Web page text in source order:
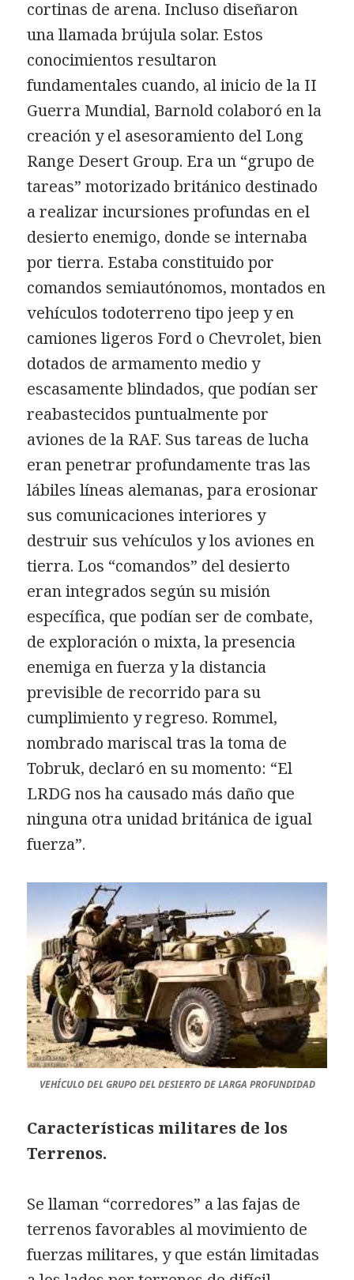
cortinas de arena. Incluso diseñaron
una llamada brújula solar. Estos
conocimientos resultaron
fundamentales cuando, al inicio de la II
Guerra Mundial, Barnold colaboró en la
creación y el asesoramiento del Long
Range Desert Group. Era un “grupo de
tareas” motorizado británico destinado
a realizar incursiones profundas en el
desierto enemigo, donde se internaba
por tierra. Estaba constituido por
comandos semiautónomos, montados en
vehículos todoterreno tipo jeep y en
camiones ligeros Ford o Chevrolet, bien
dotados de armamento medio y
escasamente blindados, que podían ser
reabastecidos puntualmente por
aviones de la RAF. Sus tareas de lucha
eran penetrar profundamente tras las
lábiles líneas alemanas, para erosionar
sus comunicaciones interiores y
destruir sus vehículos y los aviones en
tierra. Los “comandos” del desierto
eran integrados según su misión
específica, que podían ser de combate,
de exploración o mixta, la presencia
enemiga en fuerza y la distancia
previsible de recorrido para su
cumplimiento y regreso. Rommel,
nombrado mariscal tras la toma de
Tobruk, declaró en su momento: “El
LRDG nos ha causado más daño que
ninguna otra unidad británica de igual
fuerza”.
VEHÍCULO DEL GRUPO DEL DESIERTO DE LARGA PROFUNDIDAD
Características militares de los
Terrenos.
Se llaman “corredores” a las fajas de
terrenos favorables al movimiento de
fuerzas militares, y que están limitadas